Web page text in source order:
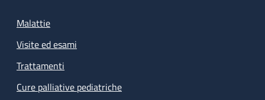
Malattie
Visite ed esami
Trattamenti
Cure palliative pediatriche